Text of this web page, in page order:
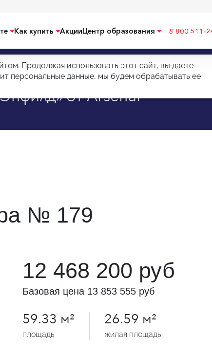
Как купить АкцииЦентр образования 8 800 511-
от Arsenal
№ 179
12 468 200 руб
Базовая цена13 853 555 руб
59.33 м²
площадь
26.59 м²
жилая площадь
Продолжая использовать этот сайт, вы даете
персональные данные, мы будем обрабатывать ее